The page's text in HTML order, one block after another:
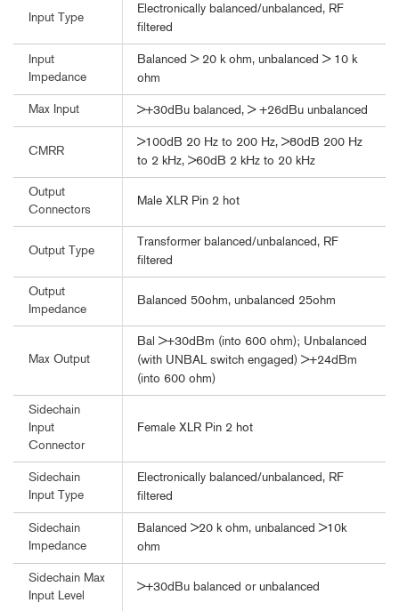
Input Type
Electronically balanced/unbalanced, RF
filtered
Input
Impedance
Balanced > 20 k ohm, unbalanced > 10 k
ohm
Max Input >+30dBu balanced, > +26dBu unbalanced
CMRR
>100dB 20 Hz to 200 Hz, >80dB 200 Hz
to 2 kHz, >60dB 2 kHz to 20 kHz
Output
Connectors
Male XLR Pin 2 hot
Output Type
Transformer balanced/unbalanced, RF
filtered
Output
Impedance
Balanced 50ohm, unbalanced 25ohm
Max Output
Bal >+30dBm (into 600 ohm); Unbalanced
(with UNBAL switch engaged) >+24dBm
(into 600 ohm)
Sidechain
Input
Connector
Female XLR Pin 2 hot
Sidechain
Input Type
Electronically balanced/unbalanced, RF
filtered
Sidechain
Impedance
Balanced >20 k ohm, unbalanced >10k
ohm
Sidechain Max
Input Level
>+30dBu balanced or unbalanced